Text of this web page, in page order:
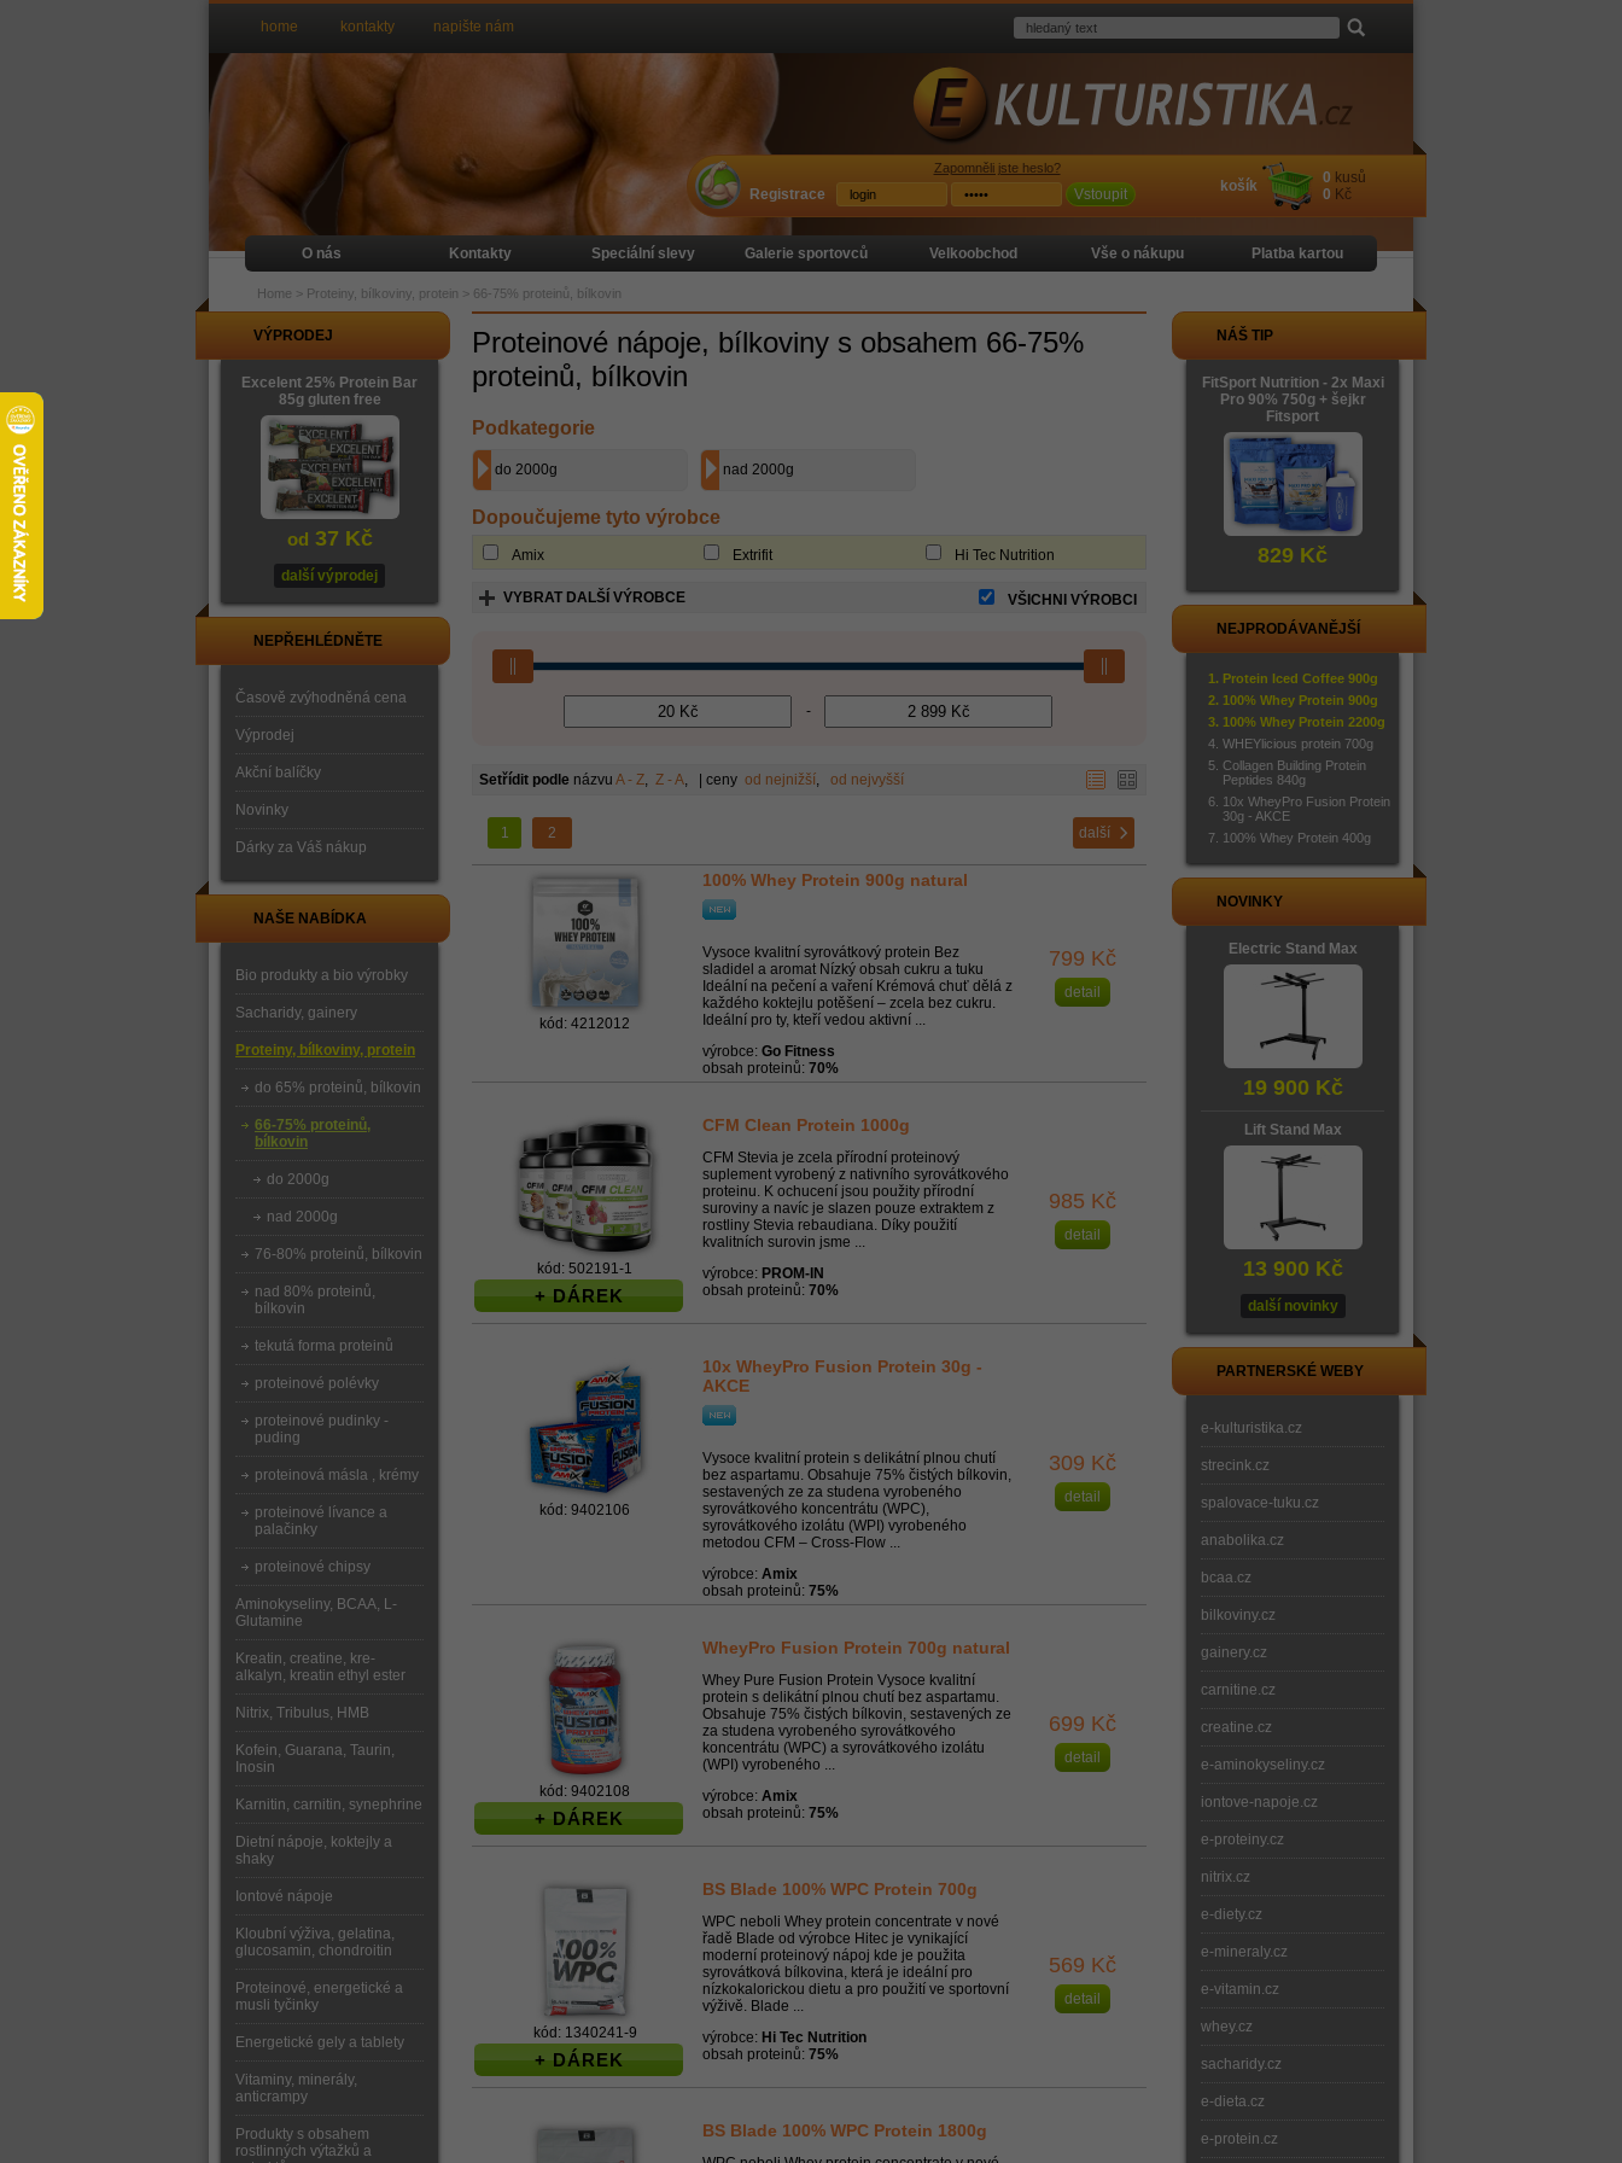
Proteinové nápoje, bílkoviny s obsahem 66-75%
proteinů, bílkovin
Podkategorie
do 2000g nad 2000g
Dopoučujeme tyto výrobce
Amix Extrifit Hi Tec Nutrition
VYBRAT DALŠÍ VÝROBCE VŠICHNI VÝROBCI
-
Setřídit podle názvu A - Z, Z - A, | ceny od nejnižší, od nejvyšší
1 2 další
kód: 4212012
100% Whey Protein 900g natural
Vysoce kvalitní syrovátkový protein Bez
sladidel a aromat Nízký obsah cukru a tuku
Ideální na pečení a vaření Krémová chuť dělá z
každého koktejlu potěšení – zcela bez cukru.
Ideální pro ty, kteří vedou aktivní ...
výrobce: Go Fitness
obsah proteinů: 70%
799 Kč
detail
kód: 502191-1
+ DÁREK
CFM Clean Protein 1000g
CFM Stevia je zcela přírodní proteinový
suplement vyrobený z nativního syrovátkového
proteinu. K ochucení jsou použity přírodní
suroviny a navíc je slazen pouze extraktem z
rostliny Stevia rebaudiana. Díky použití
kvalitních surovin jsme ...
výrobce: PROM-IN
obsah proteinů: 70%
985 Kč
detail
kód: 9402106
10x WheyPro Fusion Protein 30g -
AKCE
Vysoce kvalitní protein s delikátní plnou chutí
bez aspartamu. Obsahuje 75% čistých bílkovin,
sestavených ze za studena vyrobeného
syrovátkového koncentrátu (WPC),
syrovátkového izolátu (WPI) vyrobeného
metodou CFM – Cross-Flow ...
výrobce: Amix
obsah proteinů: 75%
309 Kč
detail
kód: 9402108
+ DÁREK
WheyPro Fusion Protein 700g natural
Whey Pure Fusion Protein Vysoce kvalitní
protein s delikátní plnou chutí bez aspartamu.
Obsahuje 75% čistých bílkovin, sestavených ze
za studena vyrobeného syrovátkového
koncentrátu (WPC) a syrovátkového izolátu
(WPI) vyrobeného ...
výrobce: Amix
obsah proteinů: 75%
699 Kč
detail
kód: 1340241-9
+ DÁREK
BS Blade 100% WPC Protein 700g
WPC neboli Whey protein concentrate v nové
řadě Blade od výrobce Hitec je vynikající
moderní proteinový nápoj kde je použita
syrovátková bílkovina, která je ideální pro
nízkokalorickou dietu a pro použití ve sportovní
výživě. Blade ...
výrobce: Hi Tec Nutrition
obsah proteinů: 75%
569 Kč
detail
BS Blade 100% WPC Protein 1800g
VÝPRODEJ
Excelent 25% Protein Bar
85g gluten free
od 37 Kč
další výprodej
NEPŘEHLÉDNĚTE
Časově zvýhodněná cena
Výprodej
Akční balíčky
Novinky
Dárky za Váš nákup
NAŠE NABÍDKA
Bio produkty a bio výrobky
Sacharidy, gainery
Proteiny, bílkoviny, protein
do 65% proteinů, bílkovin
66-75% proteinů,
bílkovin
do 2000g
nad 2000g
76-80% proteinů, bílkovin
nad 80% proteinů,
bílkovin
tekutá forma proteinů
proteinové polévky
proteinové pudinky -
puding
proteinová másla , krémy
proteinové lívance a
palačinky
proteinové chipsy
Aminokyseliny, BCAA, L-
Glutamine
Kreatin, creatine, kre-
alkalyn, kreatin ethyl ester
Nitrix, Tribulus, HMB
Kofein, Guarana, Taurin,
Inosin
Karnitin, carnitin, synephrine
Dietní nápoje, koktejly a
shaky
Iontové nápoje
Kloubní výživa, gelatina,
glucosamin, chondroitin
Proteinové, energetické a
musli tyčinky
Energetické gely a tablety
Vitaminy, minerály,
anticrampy
Produkty s obsahem
rostlinných výtažků a
NÁŠ TIP
FitSport Nutrition - 2x Maxi
Pro 90% 750g + šejkr
Fitsport
829 Kč
NEJPRODÁVANĚJŠÍ
Protein Iced Coffee 900g
100% Whey Protein 900g
100% Whey Protein 2200g
WHEYlicious protein 700g
Collagen Building Protein
Peptides 840g
10x WheyPro Fusion Protein
30g - AKCE
100% Whey Protein 400g
NOVINKY
Electric Stand Max
19 900 Kč
Lift Stand Max
13 900 Kč
další novinky
PARTNERSKÉ WEBY
e-kulturistika.cz
strecink.cz
spalovace-tuku.cz
anabolika.cz
bcaa.cz
bilkoviny.cz
gainery.cz
carnitine.cz
creatine.cz
e-aminokyseliny.cz
iontove-napoje.cz
e-proteiny.cz
nitrix.cz
e-diety.cz
e-mineraly.cz
e-vitamin.cz
whey.cz
sacharidy.cz
e-dieta.cz
e-protein.cz
home kontakty napište nám
O nás Kontakty Speciální slevy Galerie sportovců Velkoobchod Vše o nákupu Platba kartou
Home > Proteiny, bílkoviny, protein > 66-75% proteinů, bílkovin
košík 0 kusů
0 Kč
Registrace
Zapomněli jste heslo?
Vstoupit